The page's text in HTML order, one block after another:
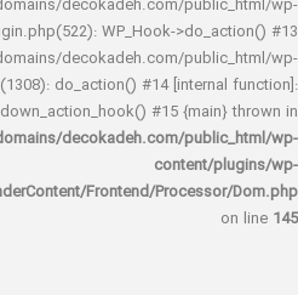
decoka/domains/decokadeh.com/
plugin.php(522): WP_Hook-
decoka/domains/decokadeh.com/
load.php(1308): do_action() #14
shutdown_action_hook() #15
decoka/domains/decokadeh.com/
LazyRenderContent/Frontend/